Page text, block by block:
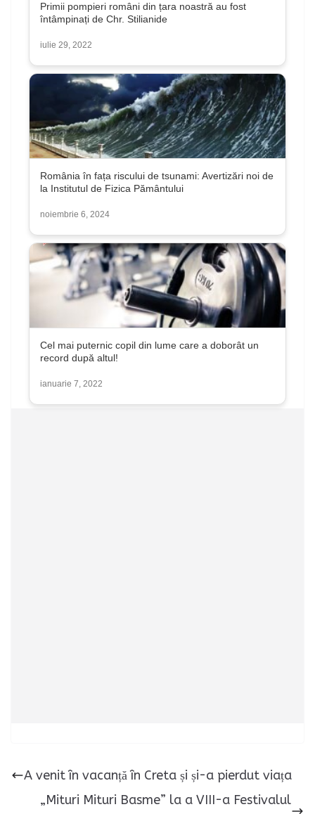
Primii pompieri români din țara noastră au fost
întâmpinați de Chr. Stilianide
iulie 29, 2022
România în fața riscului de tsunami: Avertizări noi de
la Institutul de Fizica Pământului
noiembrie 6, 2024
Cel mai puternic copil din lume care a doborât un
record după altul!
ianuarie 7, 2022
A venit în vacanță în Creta și și-a pierdut viața
„Mituri Mituri Basme” la a VIII-a Festivalul